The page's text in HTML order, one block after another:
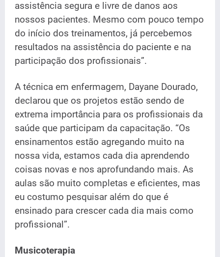
assistência segura e livre de danos aos
nossos pacientes. Mesmo com pouco tempo
do início dos treinamentos, já percebemos
resultados na assistência do paciente e na
participação dos profissionais”.
A técnica em enfermagem, Dayane Dourado,
declarou que os projetos estão sendo de
extrema importância para os profissionais da
saúde que participam da capacitação. “Os
ensinamentos estão agregando muito na
nossa vida, estamos cada dia aprendendo
coisas novas e nos aprofundando mais. As
aulas são muito completas e eficientes, mas
eu costumo pesquisar além do que é
ensinado para crescer cada dia mais como
profissional”.
Musicoterapia